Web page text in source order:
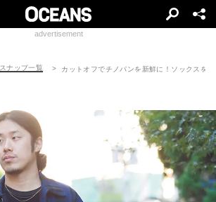
advertisement
スナップ一覧 カットオフでチノパンを新鮮に！ソックスを